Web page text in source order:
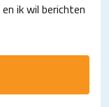
en ik wil berichten